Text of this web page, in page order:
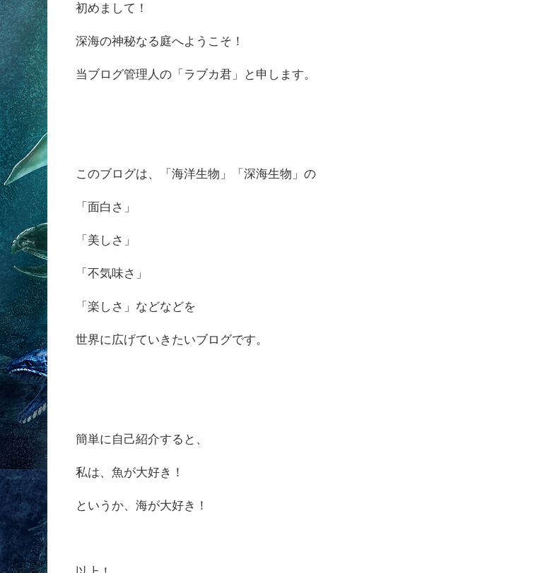
初めまして！
深海の神秘なる庭へようこそ！
当ブログ管理人の「ラブカ君」と申します。
このブログは、「海洋生物」「深海生物」の
「面白さ」
「美しさ」
「不気味さ」
「楽しさ」などなどを
世界に広げていきたいブログです。
簡単に自己紹介すると、
私は、魚が大好き！
というか、海が大好き！